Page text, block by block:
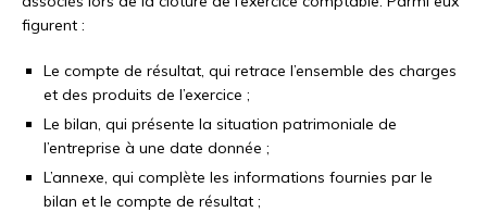
figurent :
Le compte de résultat, qui retrace l’ensemble des charges
et des produits de l’exercice ;
Le bilan, qui présente la situation patrimoniale de
l’entreprise à une date donnée ;
L’annexe, qui complète les informations fournies par le
bilan et le compte de résultat ;